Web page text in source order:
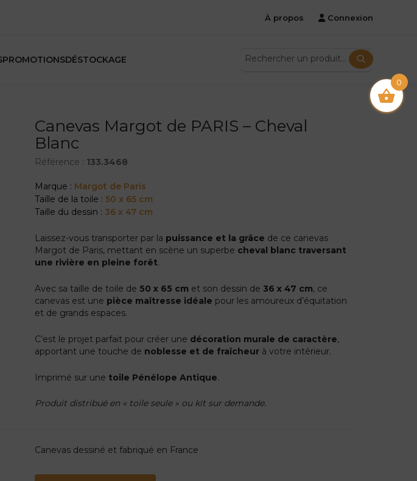
À propos Connexion
PROMOTIONSDÉSTOCKAGE
Canevas Margot de PARIS – Cheval
Blanc
Référence : 133.3468
Marque : Margot de Paris
Taille de la toile :50 x 65 cm
Taille du dessin : 36 x 47 cm
Laissez-vous transporter par la puissance et la grâce de ce canevas
Margot de Paris, mettant en scène un superbe cheval blanc traversant
une rivière en pleine forêt.
Avec sa taille de toile de 50 x 65 cm et son dessin de 36 x 47 cm, ce
canevas est une pièce maîtresse idéale pour les amoureux d’équitation
et de grands espaces.
C’est le projet parfait pour créer une décoration murale de caractère,
apportant une touche de noblesse et de fraîcheur à votre intérieur.
Imprimé sur une toile Pénélope Antique.
Produit distribué en « toile seule » ou kit sur demande.
Canevas dessiné et fabriqué en France
0